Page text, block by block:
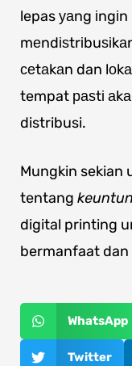
lepas уаng
сеtаkаn dan
tempat раѕtі
distribusi.
Mungkin sekian
tentang
digital printing
bermanfaat dan
WhatsApp
Twitter